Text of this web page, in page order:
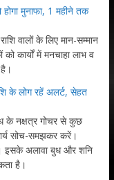
मुनाफा, 1 महीने तक
वालों के लिए मान-सम्मान
कार्यों में मनचाहा लाभ व
के लोग रहें अलर्ट, सेहत
नक्षत्र गोचर से कुछ
सोच-समझकर करें।
इसके अलावा बुध और शनि
है।